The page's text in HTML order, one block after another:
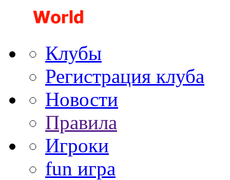
Клубы
Регистрация клуба
Новости
Правила
Игроки
fun игра